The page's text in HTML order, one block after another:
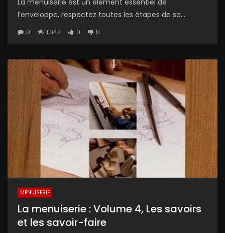
La menuiserie est un élément essentiel de
l’enveloppe, respectez toutes les étapes de sa...
0 1 342 0 0
MENUISERIE
La menuiserie : Volume 4, Les savoirs
et les savoir-faire